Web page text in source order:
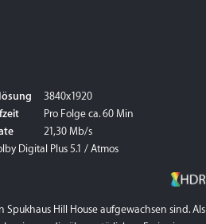
Digital Plus 5.1 / Atmos
3840x1920
Pro Folge ca. 60 Min
21,30 Mb/s
Hill House aufgewachsen sind. Als